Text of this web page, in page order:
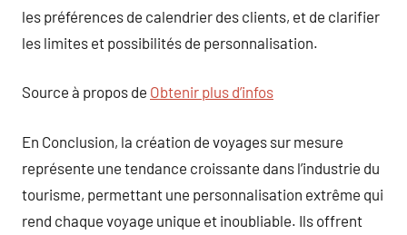
les préférences de calendrier des clients, et de clarifier
les limites et possibilités de personnalisation.
Source à propos de Obtenir plus d’infos
En Conclusion, la création de voyages sur mesure
représente une tendance croissante dans l’industrie du
tourisme, permettant une personnalisation extrême qui
rend chaque voyage unique et inoubliable. Ils offrent